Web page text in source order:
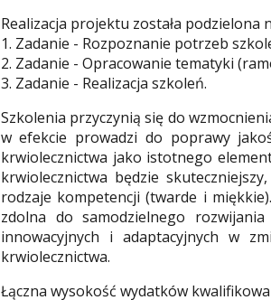
Realizacja projektu została podzielona
1. Zadanie - Rozpoznanie potrzeb
2. Zadanie - Opracowanie tematyki
3. Zadanie - Realizacja szkoleń.
Szkolenia przyczynią się do
w efekcie prowadzi do poprawy
krwiolecznictwa jako istotnego
krwiolecznictwa będzie
rodzaje kompetencji (twarde i
zdolna do samodzielnego
innowacyjnych i adaptacyjnych w
krwiolecznictwa.
Łączna wysokość wydatków